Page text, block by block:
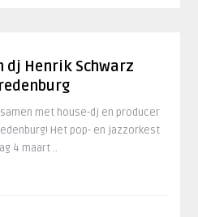
dj Henrik Schwarz
met house-dj en producer
Het pop- en jazzorkest
4 maart ..